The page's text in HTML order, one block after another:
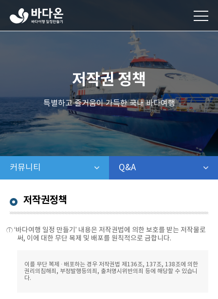
다
온
들
기
저작권 정책
특별하고 즐거움이 가득한 국내 바다여행
커뮤니티 같은 레벨 메뉴 보기 Q&A
저작권정책
① ‘바다여행 일정 만들기’ 내용은 저작권법에 의한 보호를 받는 저작물로
써, 이에 대한 무단 복제 및 배포를 원칙적으로 금합니다.
이를 무단 복제 · 배포하는 경우 저작권법 제136조, 137조, 138조에 의한
권리의침해죄, 부정발행등의죄, 출처명시위반의죄 등에 해당할 수 있습니
다.